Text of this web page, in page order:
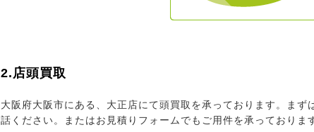
2.店頭買取
大阪府大阪市にある、大正店にて頭買取を承っております。まず
話ください。またはお見積りフォームでもご用件を承っておりま